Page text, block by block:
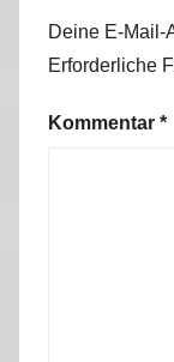
Deine E-Mail-
Erforderliche
Kommentar *